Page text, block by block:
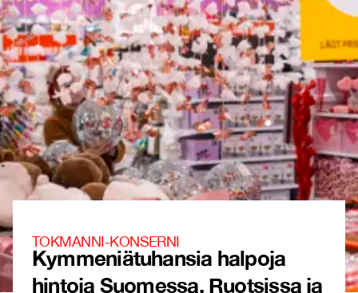
TOKMANNI-KONSERNI
Kymmeniätuhansia halpoja
hintoja Suomessa, Ruotsissa ja